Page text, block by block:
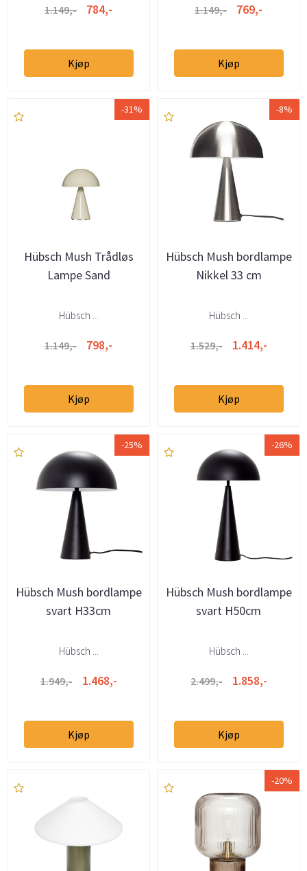
1.149,- 784,-
Kjøp
1.149,- 769,-
Kjøp
-31%
Hübsch Mush Trådløs
Lampe Sand
Hübsch ...
1.149,- 798,-
Kjøp
-8%
Hübsch Mush bordlampe
Nikkel 33 cm
Hübsch ...
1.529,- 1.414,-
Kjøp
-25%
Hübsch Mush bordlampe
svart H33cm
Hübsch ...
1.949,- 1.468,-
Kjøp
-26%
Hübsch Mush bordlampe
svart H50cm
Hübsch ...
2.499,- 1.858,-
Kjøp
-20%